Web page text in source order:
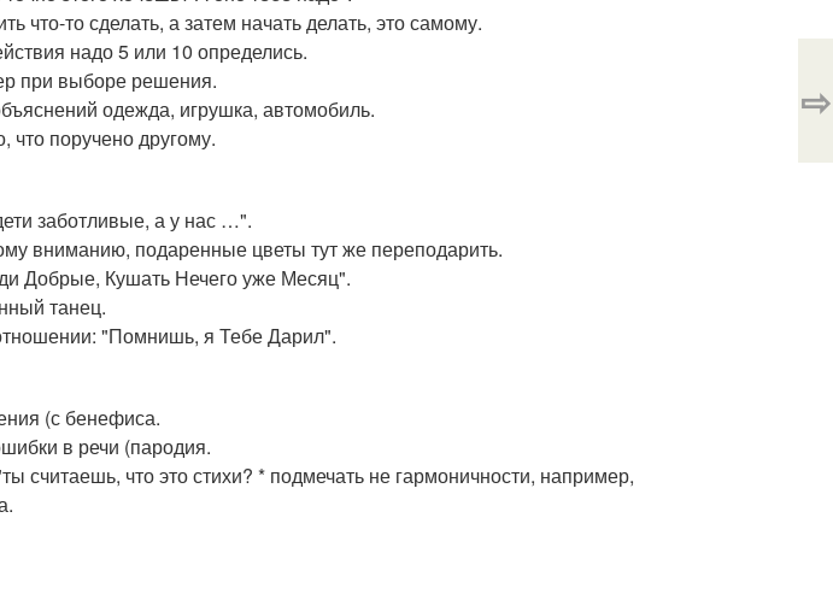
что-то сделать, а затем начать делать, это самому.
надо 5 или 10 определись.
при выборе решения.
одежда, игрушка, автомобиль.
что поручено другому.
заботливые, а у нас …".
вниманию, подаренные цветы тут же переподарить.
Добрые, Кушать Нечего уже Месяц".
танец.
"Помнишь, я Тебе Дарил".
(с бенефиса.
в речи (пародия.
считаешь, что это стихи? * подмечать не гармоничности, например,
⇨